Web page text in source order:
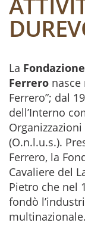
La
Ferrero nasce
Ferrero”; dal
dell’Interno
(O.n.l.u.s.).
Ferrero, la
Cavaliere del
Pietro che nel
fondò
multinazionale.